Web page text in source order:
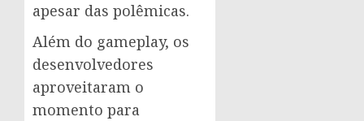
apesar das polêmicas.
Além do gameplay, os
desenvolvedores
aproveitaram o
momento para